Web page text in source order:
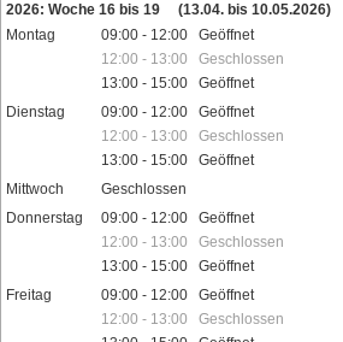
2026: Woche 16 bis 19
(13.04. bis 10.05.2026)
Montag
09:00 - 12:00 Geöffnet
12:00 - 13:00 Geschlossen
13:00 - 15:00 Geöffnet
Dienstag
09:00 - 12:00 Geöffnet
12:00 - 13:00 Geschlossen
13:00 - 15:00 Geöffnet
Mittwoch
Geschlossen
Donnerstag
09:00 - 12:00 Geöffnet
12:00 - 13:00 Geschlossen
13:00 - 15:00 Geöffnet
Freitag
09:00 - 12:00 Geöffnet
12:00 - 13:00 Geschlossen